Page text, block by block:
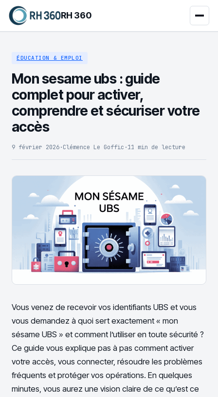
RH 360
ÉDUCATION & EMPLOI
Mon sesame ubs : guide
complet pour activer,
comprendre et sécuriser votre
accès
9 février 2026·Clémence Le Goffic ·11 min de lecture
Vous venez de recevoir vos identifiants UBS et vous
vous demandez à quoi sert exactement « mon
sésame UBS » et comment l’utiliser en toute sécurité ?
Ce guide vous explique pas à pas comment activer
votre accès, vous connecter, résoudre les problèmes
fréquents et protéger vos opérations. En quelques
minutes, vous aurez une vision claire de ce qu’est ce